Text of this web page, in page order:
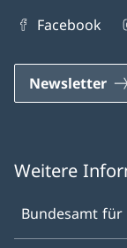
Facebook
Newsletter
Weitere
Bundesamt